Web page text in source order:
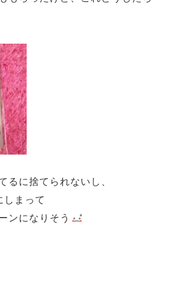
るに捨てられないし、
しまって
ンになりそう